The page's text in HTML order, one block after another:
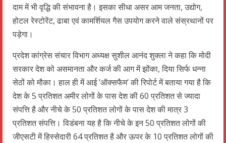
दाम में भी वृद्धि की संभावना है। इसका सीधा असर आम जनता, उद्योग,
होटल रेस्टोरेंट, ढाबा एवं कामर्शियल गैस उपयोग करने वाले संस्रथानों पर
पड़ेगा।
प्रदेश कांग्रेस संचार विभाग अध्यक्ष सुशील आनंद शुक्ला ने कहा कि मोदी
सरकार देश को असमानता और कर्ज की आग में झोंका, दिया सिर्फ धन्ना
सेठों को मौका। हाल ही में आई ’ऑक्सफैम’ की रिपोर्ट में बताया गया है कि
देश के 5 प्रतिशत अमीर लोगों के पास देश की 60 प्रतिशत से ज्यादा
संपत्ति है और नीचे के 50 प्रतिशत लोगों के पास देश की मात्र 3
प्रतिशत संपत्ति। विडंबना यह है कि नीचे के इन 50 प्रतिशत लोगों की
जीएसटी में हिस्सेदारी 64 प्रतिशत है और ऊपर के 10 प्रतिशत लोगों की